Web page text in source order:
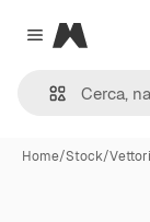
Close menu
Magnific
Home/Stock/Vettori